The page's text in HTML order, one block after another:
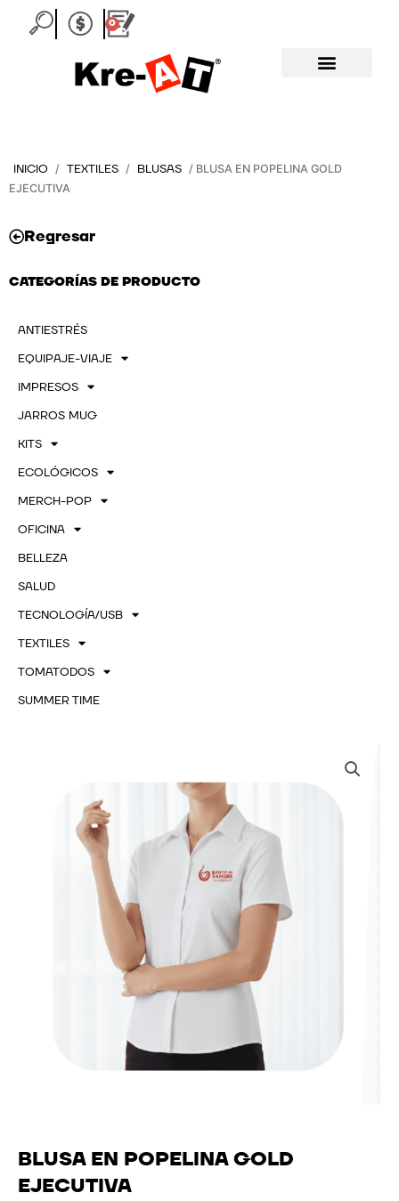
0
Carrito
INICIO / TEXTILES / BLUSAS / BLUSA EN POPELINA GOLD
EJECUTIVA
Regresar
CATEGORÍAS DE PRODUCTO
ANTIESTRÉS
EQUIPAJE-VIAJE
IMPRESOS
JARROS MUG
KITS
ECOLÓGICOS
MERCH-POP
OFICINA
BELLEZA
SALUD
TECNOLOGÍA/USB
TEXTILES
TOMATODOS
SUMMER TIME
BLUSA EN POPELINA GOLD
EJECUTIVA